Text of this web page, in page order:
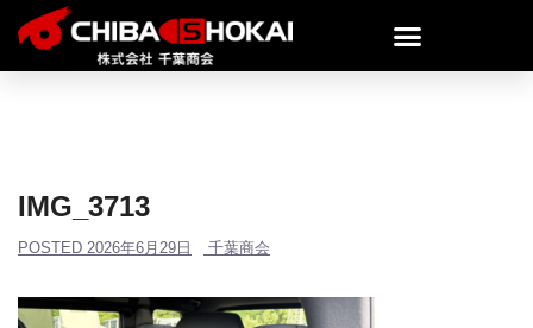
IMG_3713
POSTED 2026年6月29日 千葉商会